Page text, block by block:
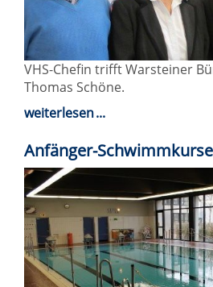
VHS-Chefin trifft Warsteiner
Thomas Schöne.
weiterlesen
Anfänger-Schwimmkurse